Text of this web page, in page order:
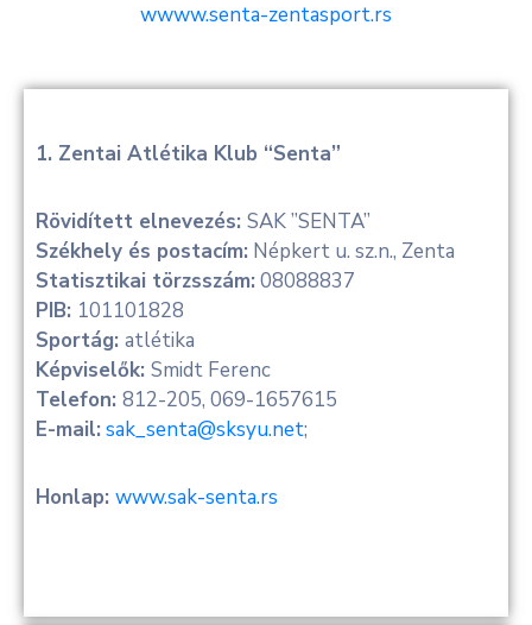
wwww.senta-zentasport.rs
1. Zentai Atlétika Klub “Senta”
Rövidített elnevezés: SAK ”SENTA”
Székhely és postacím: Népkert u. sz.n., Zenta
Statisztikai törzsszám: 08088837
PIB: 101101828
Sportág: atlétika
Képviselők: Smidt Ferenc
Telefon: 812-205, 069-1657615
E-mail: sak_senta@sksyu.net;
Honlap: www.sak-senta.rs